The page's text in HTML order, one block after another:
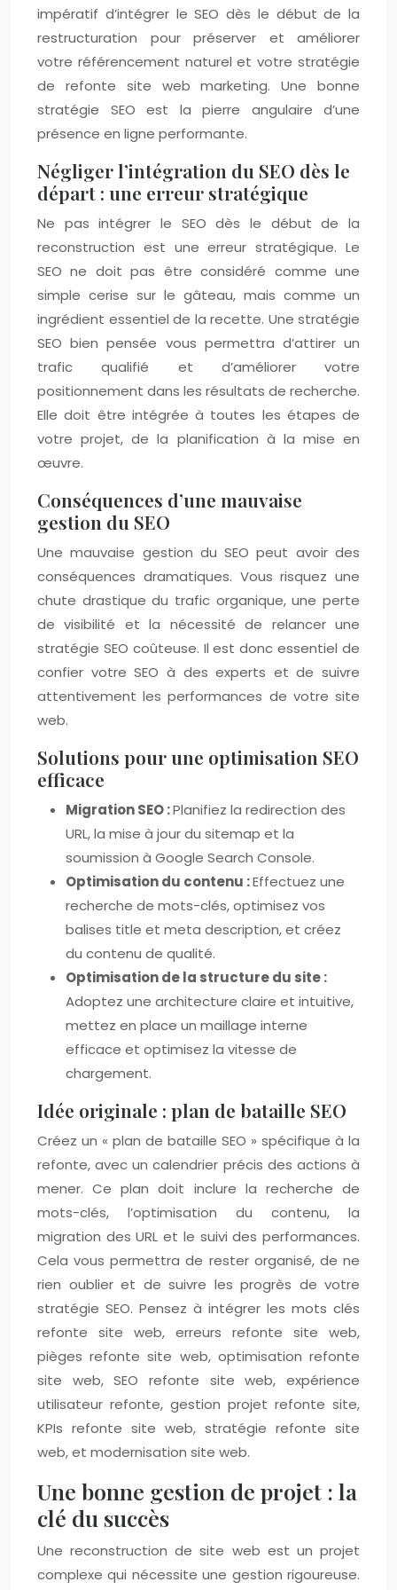
impératif d’intégrer le SEO dès le début de la
restructuration pour préserver et améliorer
votre référencement naturel et votre stratégie
de refonte site web marketing. Une bonne
stratégie SEO est la pierre angulaire d’une
présence en ligne performante.
Négliger l’intégration du SEO dès le
départ : une erreur stratégique
Ne pas intégrer le SEO dès le début de la
reconstruction est une erreur stratégique. Le
SEO ne doit pas être considéré comme une
simple cerise sur le gâteau, mais comme un
ingrédient essentiel de la recette. Une stratégie
SEO bien pensée vous permettra d’attirer un
trafic qualifié et d’améliorer votre
positionnement dans les résultats de recherche.
Elle doit être intégrée à toutes les étapes de
votre projet, de la planification à la mise en
œuvre.
Conséquences d’une mauvaise
gestion du SEO
Une mauvaise gestion du SEO peut avoir des
conséquences dramatiques. Vous risquez une
chute drastique du trafic organique, une perte
de visibilité et la nécessité de relancer une
stratégie SEO coûteuse. Il est donc essentiel de
confier votre SEO à des experts et de suivre
attentivement les performances de votre site
web.
Solutions pour une optimisation SEO
efficace
Migration SEO :Planifiez la redirection des
URL, la mise à jour du sitemap et la
soumission à Google Search Console.
Optimisation du contenu :Effectuez une
recherche de mots-clés, optimisez vos
balises title et meta description, et créez
du contenu de qualité.
Optimisation de la structure du site :
Adoptez une architecture claire et intuitive,
mettez en place un maillage interne
efficace et optimisez la vitesse de
chargement.
Idée originale : plan de bataille SEO
Créez un « plan de bataille SEO » spécifique à la
refonte, avec un calendrier précis des actions à
mener. Ce plan doit inclure la recherche de
mots-clés, l’optimisation du contenu, la
migration des URL et le suivi des performances.
Cela vous permettra de rester organisé, de ne
rien oublier et de suivre les progrès de votre
stratégie SEO. Pensez à intégrer les mots clés
refonte site web, erreurs refonte site web,
pièges refonte site web, optimisation refonte
site web, SEO refonte site web, expérience
utilisateur refonte, gestion projet refonte site,
KPIs refonte site web, stratégie refonte site
web, et modernisation site web.
Une bonne gestion de projet : la
clé du succès
Une reconstruction de site web est un projet
complexe qui nécessite une gestion rigoureuse.